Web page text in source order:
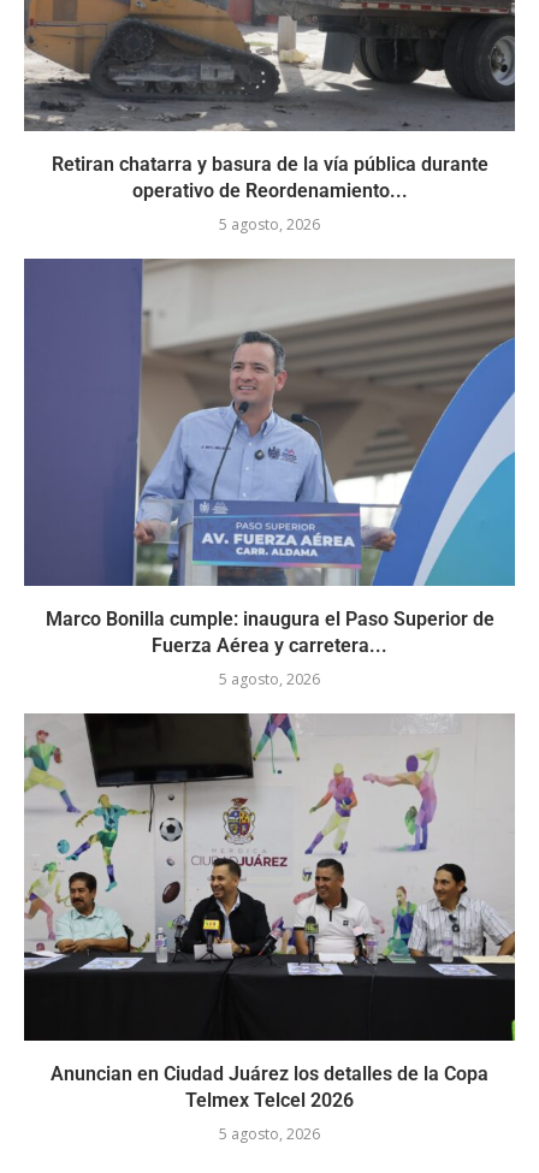
Retiran chatarra y basura de la vía pública durante
operativo de Reordenamiento...
5 agosto, 2026
Marco Bonilla cumple: inaugura el Paso Superior de
Fuerza Aérea y carretera...
5 agosto, 2026
Anuncian en Ciudad Juárez los detalles de la Copa
Telmex Telcel 2026
5 agosto, 2026